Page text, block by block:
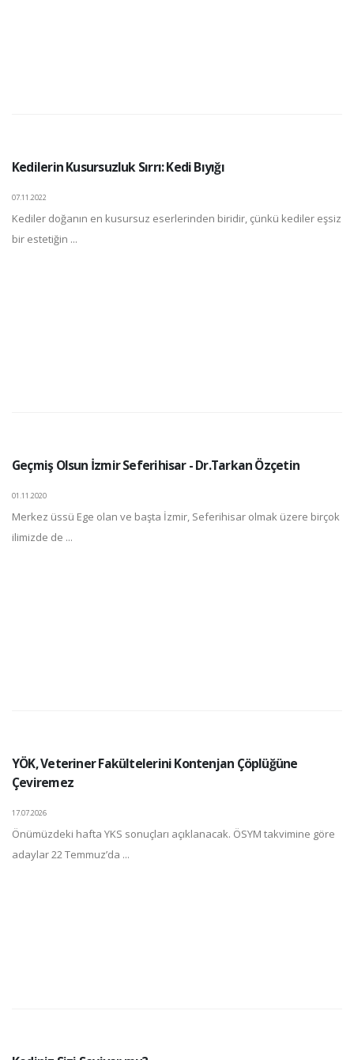
Kedilerin Kusursuzluk Sırrı: Kedi Bıyığı
07.11.2022
Kediler doğanın en kusursuz eserlerinden biridir, çünkü kediler eşsiz
bir estetiğin ...
Geçmiş Olsun İzmir Seferihisar - Dr.Tarkan Özçetin
01.11.2020
Merkez üssü Ege olan ve başta İzmir, Seferihisar olmak üzere birçok
ilimizde de ...
YÖK, Veteriner Fakültelerini Kontenjan Çöplüğüne
Çeviremez
17.07.2026
Önümüzdeki hafta YKS sonuçları açıklanacak. ÖSYM takvimine göre
adaylar 22 Temmuz’da ...